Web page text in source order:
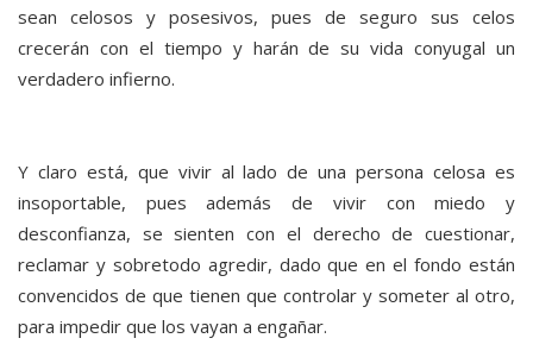
sean celosos y posesivos, pues de seguro sus celos
crecerán con el tiempo y harán de su vida conyugal un
verdadero infierno.
Y claro está, que vivir al lado de una persona celosa es
insoportable, pues además de vivir con miedo y
desconfianza, se sienten con el derecho de cuestionar,
reclamar y sobretodo agredir, dado que en el fondo están
convencidos de que tienen que controlar y someter al otro,
para impedir que los vayan a engañar.